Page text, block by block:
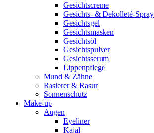
Gesichtscreme
Gesichts- & Dekolleté-Spray
Gesichtsgel
Gesichtsmasken
Gesichtsöl
Gesichtspulver
Gesichtsserum
Lippenpflege
Mund & Zähne
Rasierer & Rasur
Sonnenschutz
Make-up
Augen
Eyeliner
Kajal